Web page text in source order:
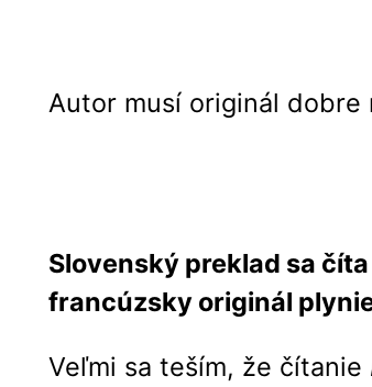
Autor musí originál
Slovenský preklad sa
francúzsky originál
Veľmi sa teším, že čítanie